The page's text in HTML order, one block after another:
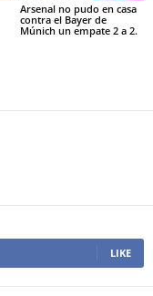
Arsenal no pudo en casa
contra el Bayer de
Múnich un empate 2 a 2.
LIKE